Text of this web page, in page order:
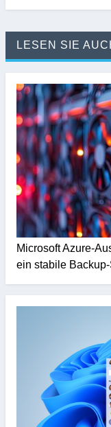
LESEN SIE
Microsoft Azure-
ein stabile